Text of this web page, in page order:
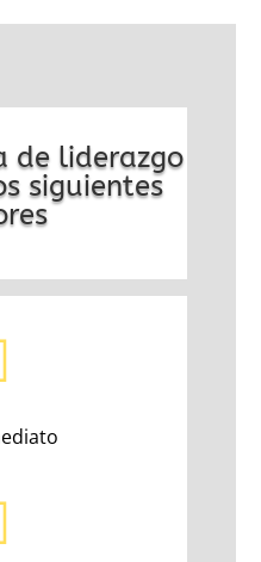
de liderazgo
siguientes